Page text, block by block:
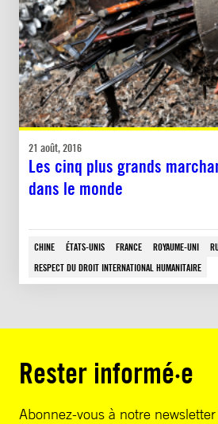
21 août, 2016
Les cinq plus grands
dans le monde
CHINE ÉTATS-UNIS FRANCE ROYAUME-UNI
RESPECT DU DROIT INTERNATIONAL HUMANITAIRE
Rester informé·e
Abonnez-vous à notre